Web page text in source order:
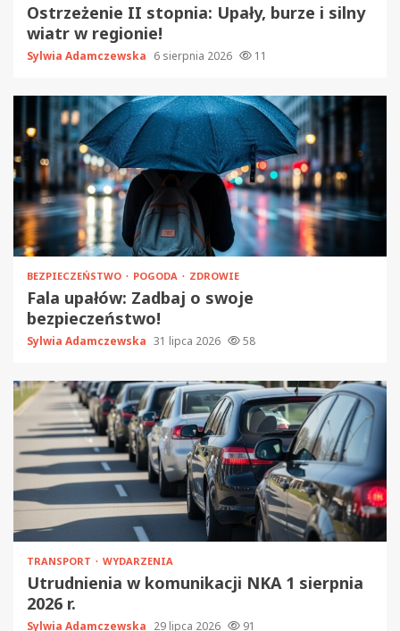
Ostrzeżenie II stopnia: Upały, burze i silny
wiatr w regionie!
Sylwia Adamczewska 6 sierpnia 2026 11
BEZPIECZEŃSTWO POGODA ZDROWIE
Fala upałów: Zadbaj o swoje
bezpieczeństwo!
Sylwia Adamczewska 31 lipca 2026 58
TRANSPORT WYDARZENIA
Utrudnienia w komunikacji NKA 1 sierpnia
2026 r.
Sylwia Adamczewska 29 lipca 2026 91